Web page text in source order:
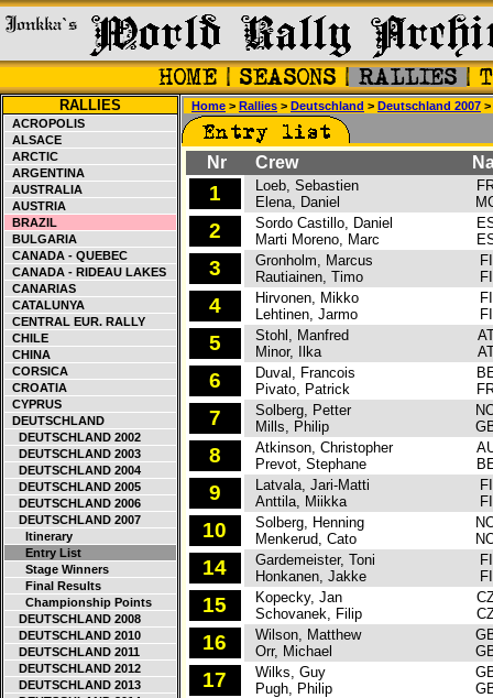
RALLIES
ACROPOLIS
ALSACE
ARCTIC
ARGENTINA
AUSTRALIA
AUSTRIA
BRAZIL
BULGARIA
CANADA - QUEBEC
CANADA - RIDEAU LAKES
CANARIAS
CATALUNYA
CENTRAL EUR. RALLY
CHILE
CHINA
CORSICA
CROATIA
CYPRUS
DEUTSCHLAND
DEUTSCHLAND 2002
DEUTSCHLAND 2003
DEUTSCHLAND 2004
DEUTSCHLAND 2005
DEUTSCHLAND 2006
DEUTSCHLAND 2007
Itinerary
Entry List
Stage Winners
Final Results
Championship Points
DEUTSCHLAND 2008
DEUTSCHLAND 2010
DEUTSCHLAND 2011
DEUTSCHLAND 2012
DEUTSCHLAND 2013
Home > Rallies > Deutschland > Deutschland 2007
Nr Crew
1
Loeb, Sebastien
Elena, Daniel
2
Sordo Castillo, Daniel
Marti Moreno, Marc
3
Gronholm, Marcus
Rautiainen, Timo
FI
FI
4
Hirvonen, Mikko
Lehtinen, Jarmo
FI
FI
5
Stohl, Manfred
Minor, Ilka
6
Duval, Francois
Pivato, Patrick
7
Solberg, Petter
Mills, Philip
8
Atkinson, Christopher
Prevot, Stephane
9
Latvala, Jari-Matti
Anttila, Miikka
FI
FI
10
Solberg, Henning
Menkerud, Cato
14
Gardemeister, Toni
Honkanen, Jakke
FI
FI
15
Kopecky, Jan
Schovanek, Filip
16
Wilson, Matthew
Orr, Michael
17
Wilks, Guy
Pugh, Philip